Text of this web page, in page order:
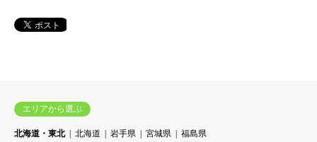
エリアから選ぶ
北海道・東北 北海道 岩手県 宮城県
福島県